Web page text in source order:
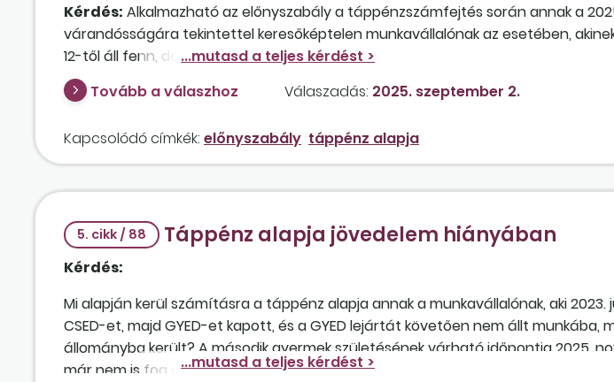
Kérdés: Alkalmazható az előnyszabály a táppénzszámfejtés során annak a
várandósságára tekintettel keresőképtelen munkavállalónak az esetében,
12-től áll fenn, de korábban ugyanannál a munkáltatónál alkalmazásban állt
2023. április 14-én született első gyermekére tekintettel 2025. április 14-ig GYED-
munkabére kevesebb, mint a korábban fennállt munkaviszonyában elért
Tovább a válaszhoz Válaszadás: 2025. szeptember 2.
Kapcsolódó címkék: előnyszabály táppénz alapja
5. cikk / 88 Táppénz alapja jövedelem hiányában
Kérdés:
Mi alapján kerül számításra a táppénz alapja annak a munkavállalónak, aki
CSED-et, majd GYED-et kapott, és a GYED lejártát követően nem állt munkába,
állományba került? A második gyermek születésének várható időpontja 2025.
már nem is fog dolgozni, végig táppénzen lesz.